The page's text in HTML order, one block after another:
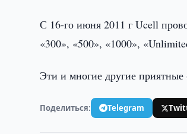
С 16-го июня 2011 г Ucell
«300», «500», «1000»,
Эти и многие другие
Поделиться: Telegram